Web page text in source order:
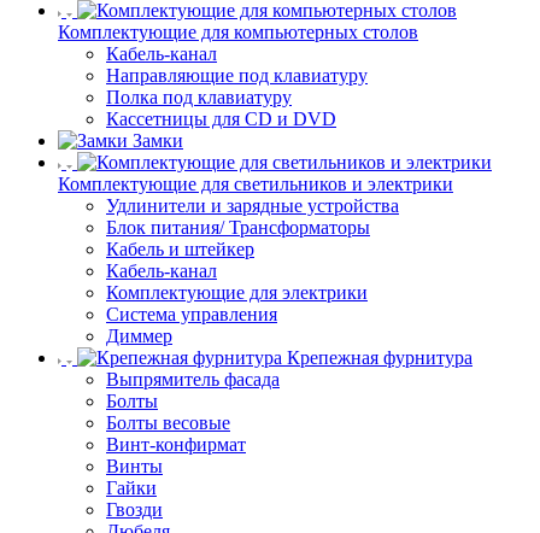
Комплектующие для компьютерных столов
Кабель-канал
Направляющие под клавиатуру
Полка под клавиатуру
Кассетницы для CD и DVD
Замки
Комплектующие для светильников и электрики
Удлинители и зарядные устройства
Блок питания/ Трансформаторы
Кабель и штейкер
Кабель-канал
Комплектующие для электрики
Система управления
Диммер
Крепежная фурнитура
Выпрямитель фасада
Болты
Болты весовые
Винт-конфирмат
Винты
Гайки
Гвозди